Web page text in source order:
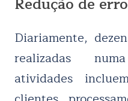
Diariamente,
realizadas
atividades